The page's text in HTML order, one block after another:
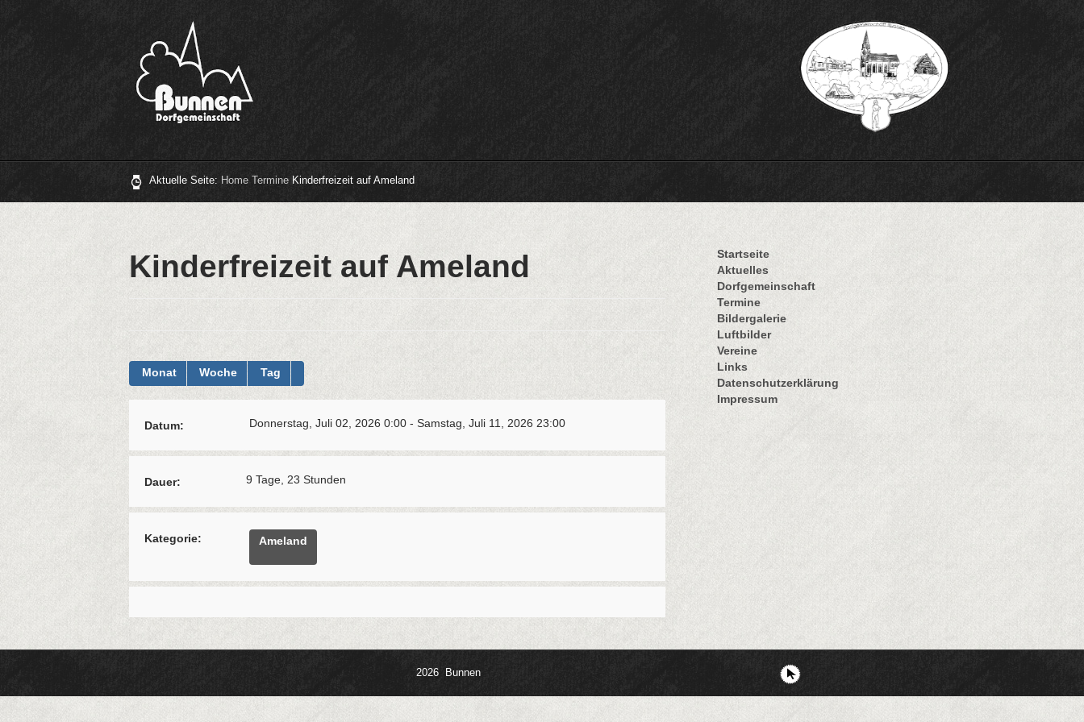
Aktuelle Seite: Home Termine Kinderfreizeit auf Ameland
Kinderfreizeit auf Ameland
Monat Woche Tag
Datum: Donnerstag, Juli 02, 2026 0:00 - Samstag, Juli 11, 2026 23:00
Dauer: 9 Tage, 23 Stunden
Kategorie: Ameland
Startseite
Aktuelles
Dorfgemeinschaft
Termine
Bildergalerie
Luftbilder
Vereine
Links
Datenschutzerklärung
Impressum
2026 Bunnen